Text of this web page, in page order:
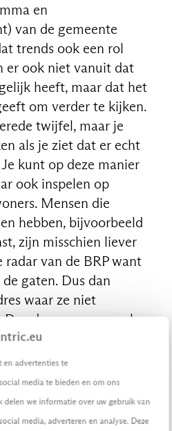
en advertenties te
media te bieden en om ons
delen we informatie over uw gebruik van
media, adverteren en analyse. Deze
en
van de gemeente
trends ook een rol
er ook niet vanuit dat
heeft, maar dat het
om verder te kijken.
twijfel, maar je
als je ziet dat er echt
kunt op deze manier
ook inspelen op
Mensen die
hebben, bijvoorbeeld
zijn misschien liever
van de BRP want
gaten. Dus dan
waar ze niet
Dus door mensen wel
te schrijven kun je hen
door de
te schakelen. Of je
vervuild zijn dat
en er een gevaar is